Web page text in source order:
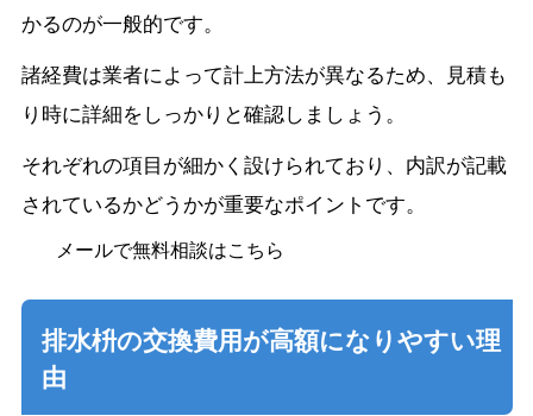
かるのが一般的です。
諸経費は業者によって計上方法が異なるため、見積も
り時に詳細をしっかりと確認しましょう。
それぞれの項目が細かく設けられており、内訳が記載
されているかどうかが重要なポイントです。
メールで無料相談はこちら
排水枡の交換費用が高額になりやすい理
由